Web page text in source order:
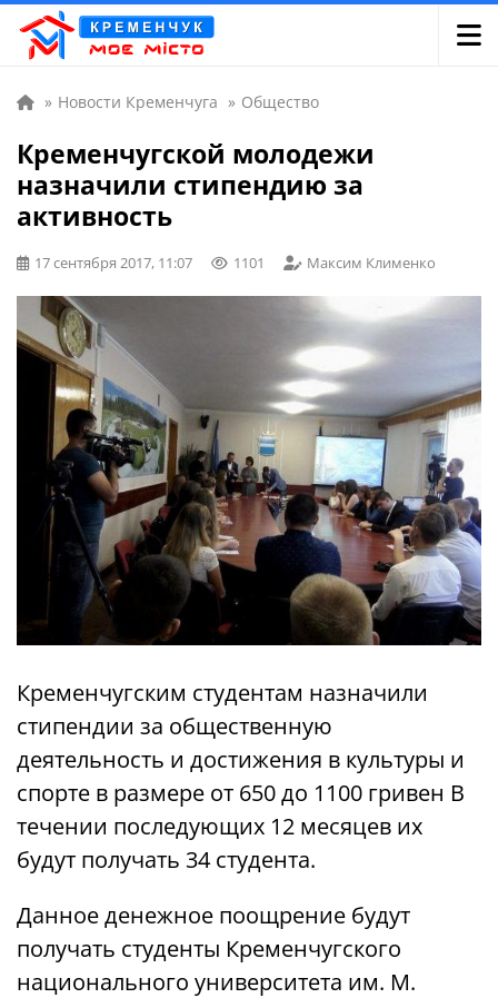
» Новости Кременчуга » Общество
Кременчугской молодежи
назначили стипендию за
активность
17 сентября 2017, 11:07 1101 Максим Клименко
Кременчугским студентам назначили
стипендии за общественную
деятельность и достижения в культуры и
спорте в размере от 650 до 1100 гривен В
течении последующих 12 месяцев их
будут получать 34 студента.
Данное денежное поощрение будут
получать студенты Кременчугского
национального университета им. М.